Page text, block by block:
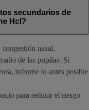
secundarios de
Hcl?
congestión nasal,
de las pupilas. Si
informe lo antes posible
para reducir el riesgo